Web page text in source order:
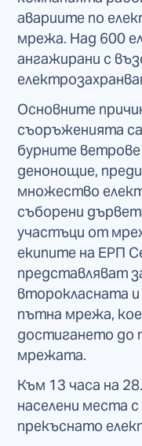
авариите по
мрежа. Над 600
ангажирани с
Основните
съоръженията
бурните
денонощие,
множество
съборени
участъци от
екипите на ЕРП
представляват
второкласната
пътна мрежа,
достигането до
мрежата.
Към 13 часа на
населени места
прекъснато